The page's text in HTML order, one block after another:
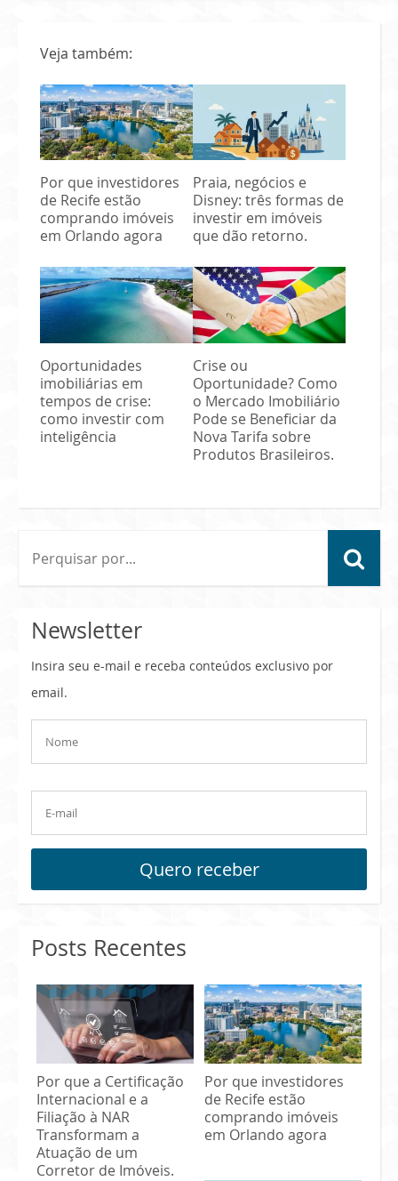
Veja também:
Por que investidores
de Recife estão
comprando imóveis
em Orlando agora
Praia, negócios e
Disney: três formas de
investir em imóveis
que dão retorno.
Oportunidades
imobiliárias em
tempos de crise:
como investir com
inteligência
Crise ou
Oportunidade? Como
o Mercado Imobiliário
Pode se Beneficiar da
Nova Tarifa sobre
Produtos Brasileiros.
Newsletter
Insira seu e-mail e receba conteúdos exclusivo por
email.
Quero receber
Posts Recentes
Por que a Certificação
Internacional e a
Filiação à NAR
Transformam a
Atuação de um
Corretor de Imóveis.
Por que investidores
de Recife estão
comprando imóveis
em Orlando agora